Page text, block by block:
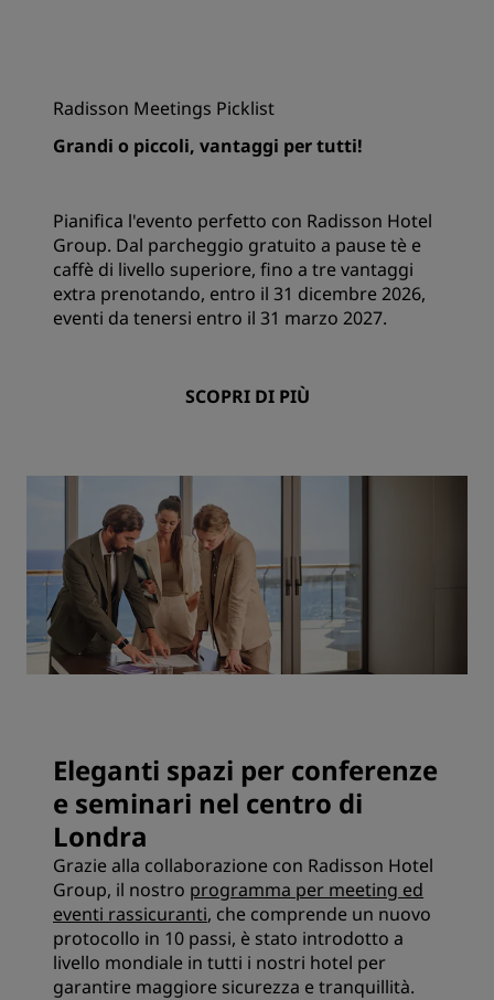
Radisson Meetings Picklist
Grandi o piccoli, vantaggi per tutti!
Pianifica l'evento perfetto con Radisson Hotel
Group. Dal parcheggio gratuito a pause tè e
caffè di livello superiore, fino a tre vantaggi
extra prenotando, entro il 31 dicembre 2026,
eventi da tenersi entro il 31 marzo 2027.
SCOPRI DI PIÙ
Eleganti spazi per conferenze
e seminari nel centro di
Londra
Grazie alla collaborazione con Radisson Hotel
Group, il nostro programma per meeting ed
eventi rassicuranti, che comprende un nuovo
protocollo in 10 passi, è stato introdotto a
livello mondiale in tutti i nostri hotel per
garantire maggiore sicurezza e tranquillità.